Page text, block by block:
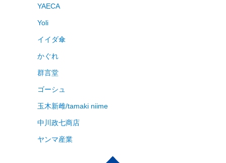
YAECA
Yoli
イイダ傘
かぐれ
群言堂
ゴーシュ
玉木新雌/tamaki niime
中川政七商店
ヤンマ産業